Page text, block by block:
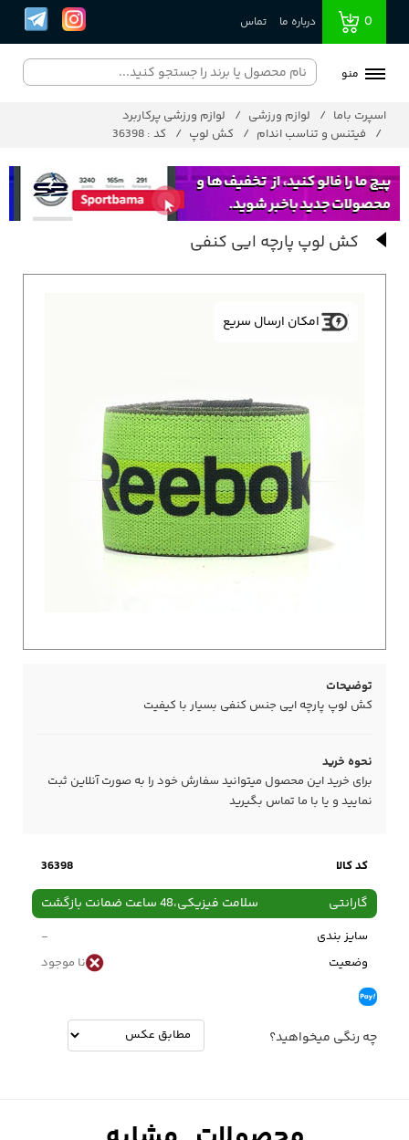
0 درباره ما تماس
منو
اسپرت باما لوازم ورزشی
لوازم ورزشی پرکاربرد
فیتنس و تناسب اندام
کش لوپ کد : 36398
کش لوپ پارچه ایی کنفی
امکان ارسال سریع
توضیحات
کش لوپ پارچه ایی جنس کنفی بسیار با کیفیت
نحوه خرید
برای خرید این محصول میتوانید سفارش خود را به صورت آنلاین ثبت
نمایید و یا با ما تماس بگیرید
کد کالا 36398
گارانتی سلامت فیزیکی،48 ساعت ضمانت بازگشت
سایز بندی
-
وضعیت
نا موجود
چه رنگی میخواهید؟